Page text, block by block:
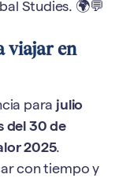
Studies. 🌍💬
viajar en
parajulio
del 30 de
2025.
con tiempo y